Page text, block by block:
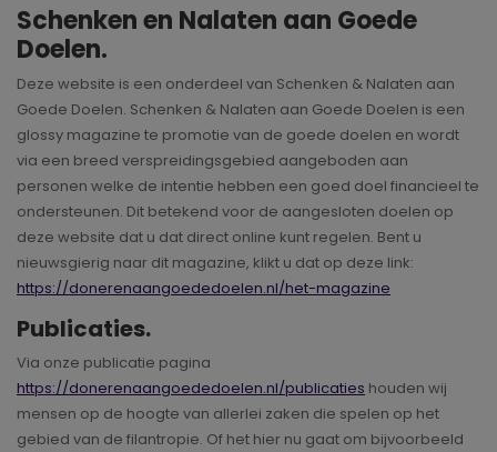
Schenken en Nalaten aan Goede
Doelen.
Deze website is een onderdeel van Schenken & Nalaten aan
Goede Doelen. Schenken & Nalaten aan Goede Doelen is een
glossy magazine te promotie van de goede doelen en wordt
via een breed verspreidingsgebied aangeboden aan
personen welke de intentie hebben een goed doel financieel te
ondersteunen. Dit betekend voor de aangesloten doelen op
deze website dat u dat direct online kunt regelen. Bent u
nieuwsgierig naar dit magazine, klikt u dat op deze link:
https://donerenaangoededoelen.nl/het-magazine
Publicaties.
Via onze publicatie pagina
https://donerenaangoededoelen.nl/publicaties houden wij
mensen op de hoogte van allerlei zaken die spelen op het
gebied van de filantropie. Of het hier nu gaat om bijvoorbeeld